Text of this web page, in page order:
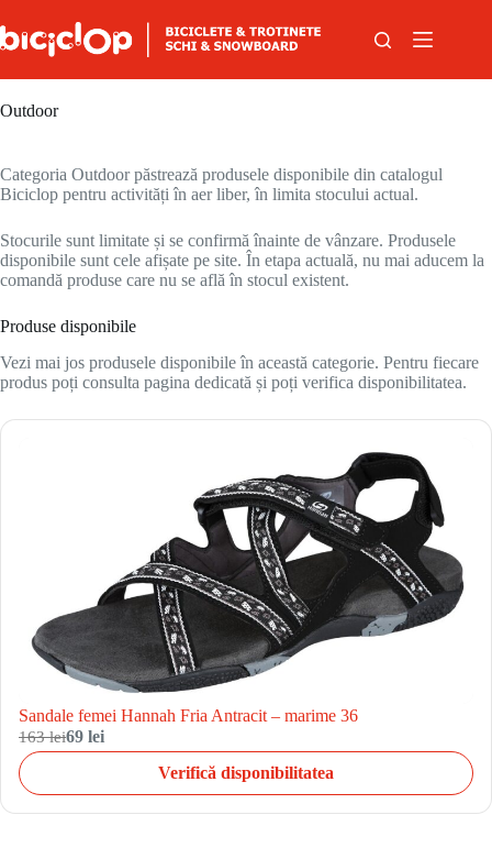
Outdoor
Categoria Outdoor păstrează produsele disponibile din catalogul
Biciclop pentru activități în aer liber, în limita stocului actual.
Stocurile sunt limitate și se confirmă înainte de vânzare. Produsele
disponibile sunt cele afișate pe site. În etapa actuală, nu mai aducem la
comandă produse care nu se află în stocul existent.
Produse disponibile
Vezi mai jos produsele disponibile în această categorie. Pentru fiecare
produs poți consulta pagina dedicată și poți verifica disponibilitatea.
Sandale femei Hannah Fria Antracit – marime 36
163 lei69 lei
Verifică disponibilitatea